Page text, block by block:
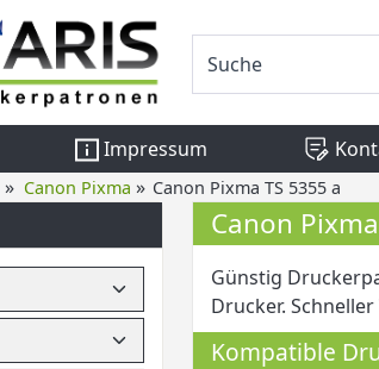
Impressum
» Canon Pixma » Canon Pixma TS 5355 a
Canon
Günstig
Drucker.
Kompatible